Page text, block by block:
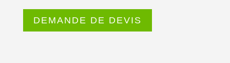
DEMANDE DE DEVIS